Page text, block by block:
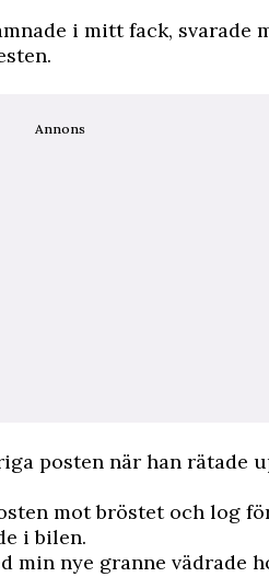
i mitt fack, svarade
Annons
posten när han rätade
mot bröstet och log
i bilen.
min nye granne vädrade